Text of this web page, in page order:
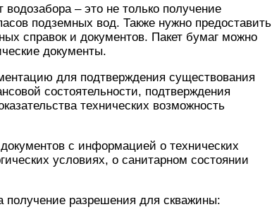
– это не только получение
подземных вод. Также нужно предоставить
справок и документов. Пакет бумаг можно
документы.
для подтверждения существования
состоятельности, подтверждения
технических возможность
с информацией о технических
условиях, о санитарном состоянии
получение разрешения для скважины: